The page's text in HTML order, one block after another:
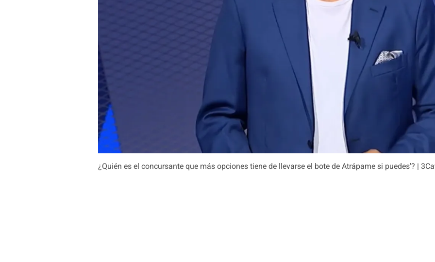
¿Quién es el concursante que más opciones tiene de llevarse el bote de Atrápame si puedes'? |